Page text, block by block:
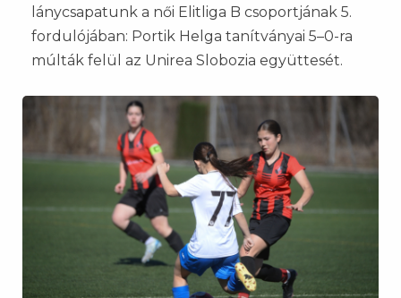
lánycsapatunk a női Elitliga B csoportjának 5.
fordulójában: Portik Helga tanítványai 5–0-ra
múlták felül az Unirea Slobozia együttesét.